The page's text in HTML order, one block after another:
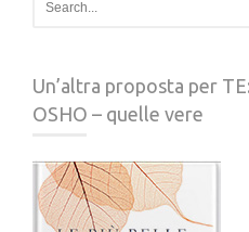
Un’altra proposta per
OSHO – quelle vere